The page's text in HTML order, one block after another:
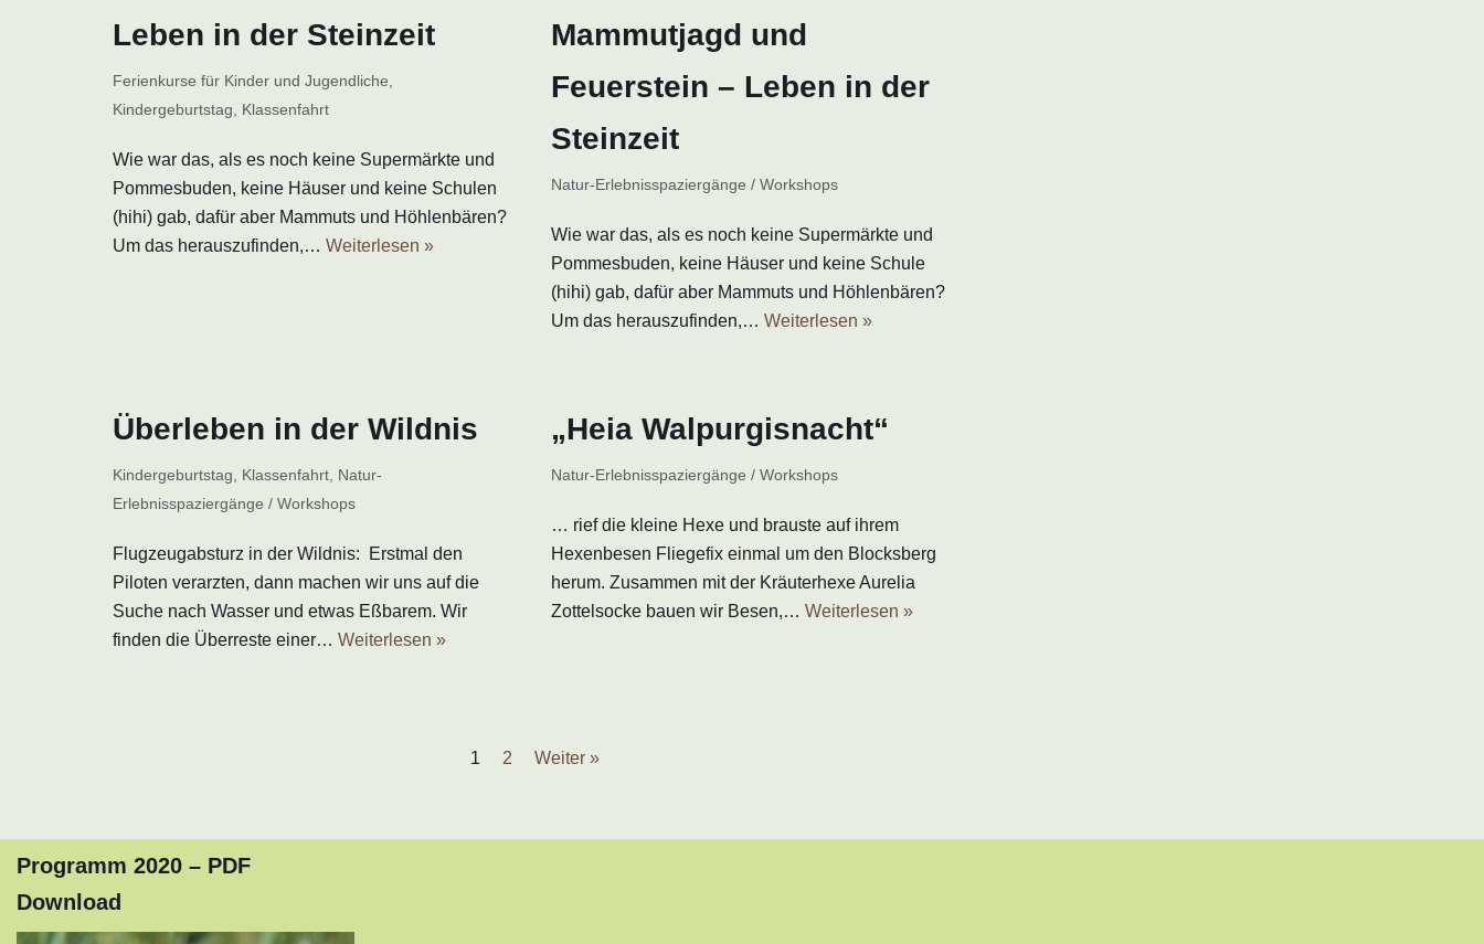
Leben in der Steinzeit
Ferienkurse für Kinder und Jugendliche,
Kindergeburtstag, Klassenfahrt
Wie war das, als es noch keine Supermärkte und
Pommesbuden, keine Häuser und keine Schulen
(hihi) gab, dafür aber Mammuts und Höhlenbären?
Um das herauszufinden,… Weiterlesen »
Mammutjagd und
Feuerstein – Leben in der
Steinzeit
Natur-Erlebnisspaziergänge / Workshops
Wie war das, als es noch keine Supermärkte und
Pommesbuden, keine Häuser und keine Schule
(hihi) gab, dafür aber Mammuts und Höhlenbären?
Um das herauszufinden,… Weiterlesen »
Überleben in der Wildnis
Kindergeburtstag, Klassenfahrt, Natur-
Erlebnisspaziergänge / Workshops
Flugzeugabsturz in der Wildnis: Erstmal den
Piloten verarzten, dann machen wir uns auf die
Suche nach Wasser und etwas Eßbarem. Wir
finden die Überreste einer… Weiterlesen »
„Heia Walpurgisnacht“
Natur-Erlebnisspaziergänge / Workshops
… rief die kleine Hexe und brauste auf ihrem
Hexenbesen Fliegefix einmal um den Blocksberg
herum. Zusammen mit der Kräuterhexe Aurelia
Zottelsocke bauen wir Besen,… Weiterlesen »
1 2 Weiter »
Programm 2020 – PDF
Download